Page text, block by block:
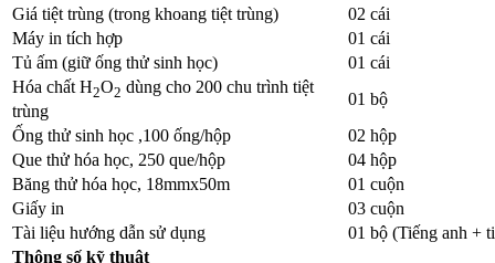
Giá tiệt trùng (trong khoang tiệt trùng)
02 cái
Máy in tích hợp
01 cái
Tủ ấm (giữ ống thử sinh học)
01 cái
Hóa chất H2O2 dùng cho 200 chu trình tiệt
trùng
01 bộ
Ống thử sinh học ,100 ống/hộp
02 hộp
Que thử hóa học, 250 que/hộp
04 hộp
Băng thử hóa học, 18mmx50m
01 cuộn
Giấy in
03 cuộn
Tài liệu hướng dẫn sử dụng
01 bộ (Tiếng anh +
Thông số kỹ thuật